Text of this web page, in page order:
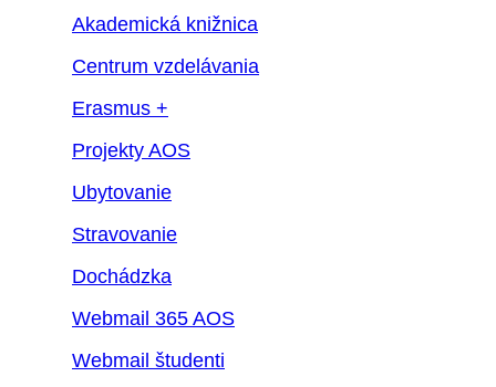
Akademická knižnica
Centrum vzdelávania
Erasmus +
Projekty AOS
Ubytovanie
Stravovanie
Dochádzka
Webmail 365 AOS
Webmail študenti